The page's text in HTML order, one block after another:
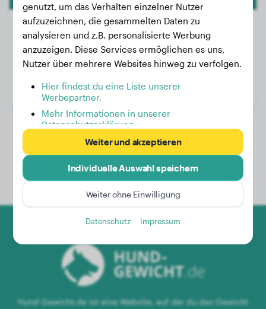
Gewicht:
17 kg
Geschlecht:
Hund-Gewicht.de ist eine Website, auf der du das Gewicht
genutzt, um das Verhalten einzelner Nutzer
aufzuzeichnen, die gesammelten Daten zu
analysieren und z.B. personalisierte Werbung
anzuzeigen. Diese Services ermöglichen es uns,
Nutzer über mehrere Websites hinweg zu verfolgen.
Hier findest du eine Liste unserer
Werbepartner.
Mehr Informationen in unserer
Datenschutzerklärung
Weiter und akzeptieren
Individuelle Auswahl speichern
Weiter ohne Einwilligung
Datenschutz Impressum